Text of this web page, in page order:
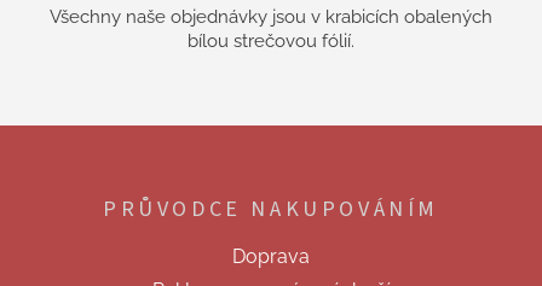
Všechny naše objednávky jsou v krabicích obalených
bílou strečovou fólií.
Z
PRŮVODCE NAKUPOVÁNÍM
Doprava